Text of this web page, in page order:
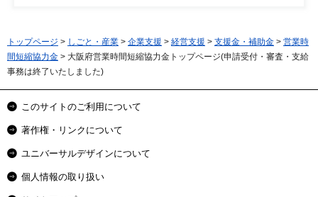
トップページ > しごと・産業 > 企業支援 > 経営支援 > 支援金・補助金 > 営業時
間短縮協力金 > 大阪府営業時間短縮協力金トップページ(申請受付・審査・支給
事務は終了いたしました)
このサイトのご利用について
著作権・リンクについて
ユニバーサルデザインについて
個人情報の取り扱い